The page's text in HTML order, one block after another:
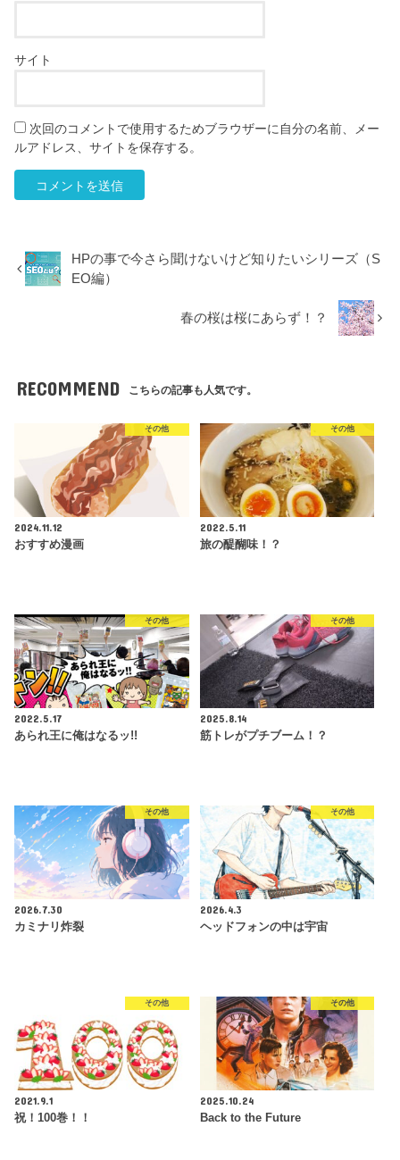
サイト
次回のコメントで使用するためブラウザーに自分の名前、メー
ルアドレス、サイトを保存する。
HPの事で今さら聞けないけど知りたいシリーズ（S
EO編）
春の桜は桜にあらず！？
RECOMMEND こちらの記事も人気です。
その他
2024.11.12
おすすめ漫画
その他
2022.5.11
旅の醍醐味！？
その他
2022.5.17
あられ王に俺はなるッ!!
その他
2025.8.14
筋トレがプチブーム！？
その他
2026.7.30
カミナリ炸裂
その他
2026.4.3
ヘッドフォンの中は宇宙
その他
2021.9.1
祝！100巻！！
その他
2025.10.24
Back to the Future